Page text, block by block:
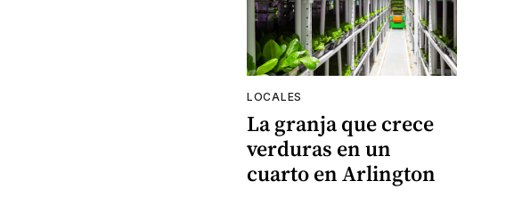
LOCALES
La granja que crece
verduras en un
cuarto en Arlington